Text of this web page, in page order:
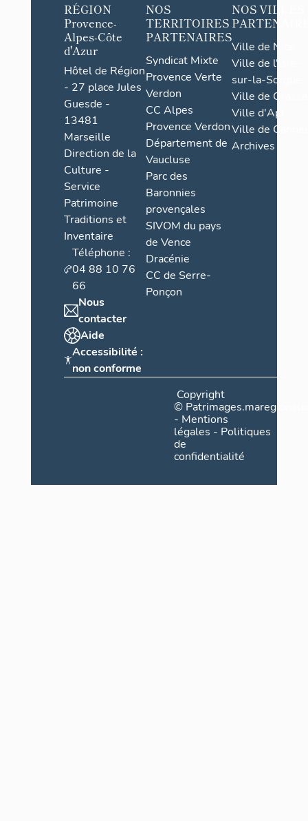
RÉGION
Provence-
Alpes-Côte
d'Azur
Hôtel de Région
- 27 place Jules
Guesde -
13481
Marseille
Direction de la
Culture -
Service
Patrimoine
Traditions et
Inventaire
Téléphone :
04 88 10 76
66
Nous
contacter
Aide
Accessibilité :
non conforme
NOS
TERRITOIRES
PARTENAIRES
Syndicat Mixte
Provence Verte
Verdon
CC Alpes
Provence Verdon
Département de
Vaucluse
Parc des
Baronnies
provençales
SIVOM du pays
de Vence
Dracénie
CC de Serre-
Ponçon
NOS VILLES
Ville de Nice
Ville de l'Isle-
sur-la-Sorgue
Ville de Grasse
Ville d'Apt
Ville de
Archives
Copyright
©
- Mentions
légales - Politiques
de
confidentialité